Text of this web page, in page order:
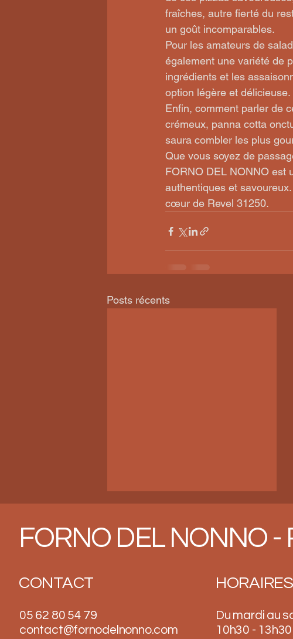
fraîches, autre fierté du
un goût incomparables.
Pour les amateurs de
également une variété de
ingrédients et les
option légère et délicieuse.
Enfin, comment parler de
crémeux, panna cotta
saura combler les plus
Que vous soyez de
FORNO DEL NONNO est
authentiques et
cœur de Revel 31250.
Posts récents
FORNO DEL NONNO -
CONTACT HORAIRES
05 62 80 54 79
contact@fornodelnonno.com
Du mardi au
10h30 -